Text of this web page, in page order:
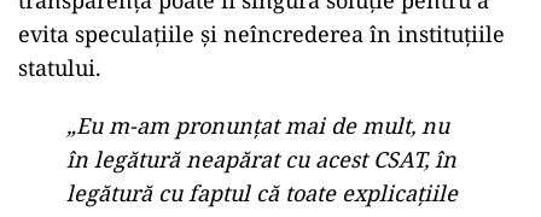
evita speculațiile și neîncrederea în instituțiile
statului.
„Eu m-am pronunțat mai de mult, nu
în legătură neapărat cu acest CSAT, în
legătură cu faptul că toate explicațiile